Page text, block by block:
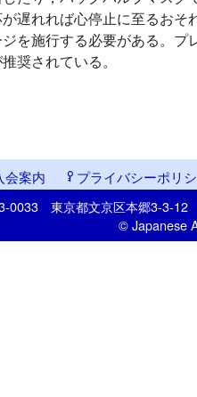
遅れれば心停止に至るお
を施行する必要がある。
奨されている。
会案内 プライバシーポリ
0033 東京都文京区本郷3-3-12
© Japanese